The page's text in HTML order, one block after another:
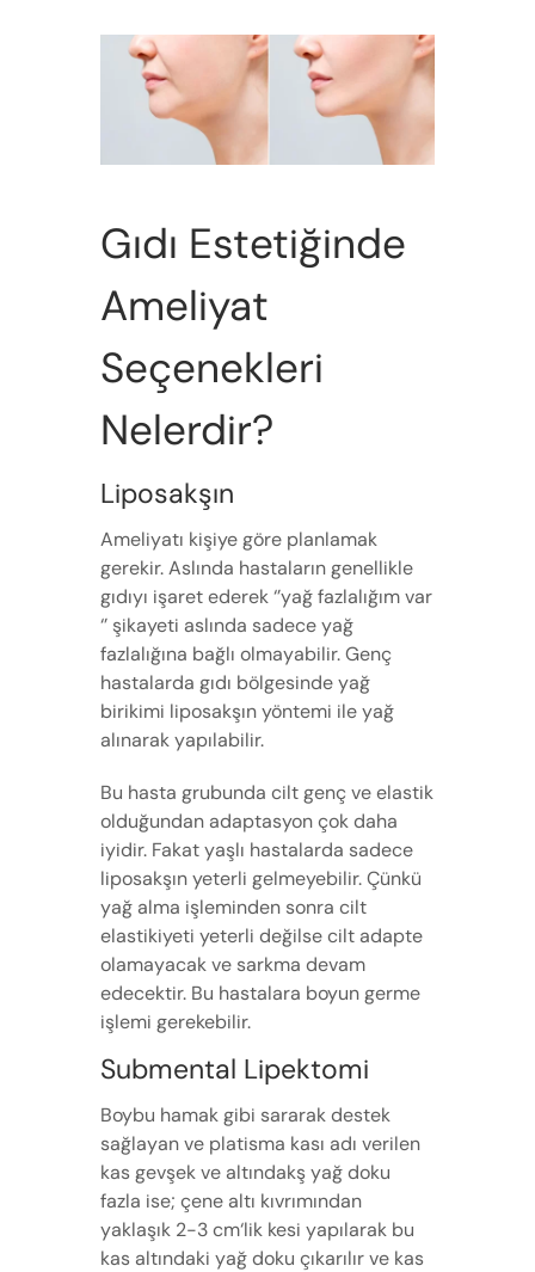
Gıdı Estetiğinde
Ameliyat
Seçenekleri
Nelerdir?
Liposakşın
Ameliyatı kişiye göre planlamak
gerekir. Aslında hastaların genellikle
gıdıyı işaret ederek ‘’yağ fazlalığım var
‘’ şikayeti aslında sadece yağ
fazlalığına bağlı olmayabilir. Genç
hastalarda gıdı bölgesinde yağ
birikimi liposakşın yöntemi ile yağ
alınarak yapılabilir.
Bu hasta grubunda cilt genç ve elastik
olduğundan adaptasyon çok daha
iyidir. Fakat yaşlı hastalarda sadece
liposakşın yeterli gelmeyebilir. Çünkü
yağ alma işleminden sonra cilt
elastikiyeti yeterli değilse cilt adapte
olamayacak ve sarkma devam
edecektir. Bu hastalara boyun germe
işlemi gerekebilir.
Submental Lipektomi
Boybu hamak gibi sararak destek
sağlayan ve platisma kası adı verilen
kas gevşek ve altındakş yağ doku
fazla ise; çene altı kıvrımından
yaklaşık 2-3 cm‘lik kesi yapılarak bu
kas altındaki yağ doku çıkarılır ve kas